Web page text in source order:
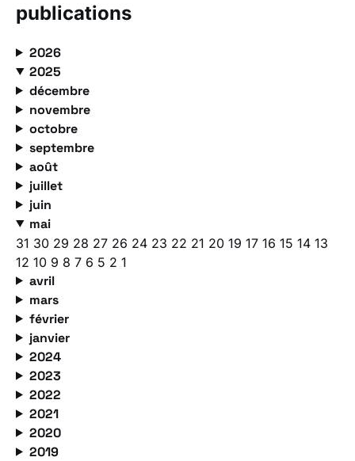
publications
2026
2025
décembre
novembre
octobre
septembre
août
juillet
juin
mai
31 30 29 28 27 26 24 23 22 21 20 19 17 16 15 14 13
12 10 9 8 7 6 5 2 1
avril
mars
février
janvier
2024
2023
2022
2021
2020
2019